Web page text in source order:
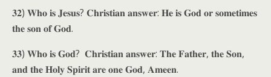
𝟑𝟐) 𝐖𝐡𝐨 𝐢𝐬 𝐉𝐞𝐬𝐮𝐬? 𝐂𝐡𝐫𝐢𝐬𝐭𝐢𝐚𝐧 𝐚𝐧𝐬𝐰𝐞𝐫: 𝐇𝐞 𝐢𝐬 𝐆𝐨𝐝 𝐨𝐫 𝐬𝐨𝐦𝐞𝐭𝐢𝐦𝐞𝐬
𝐭𝐡𝐞 𝐬𝐨𝐧 𝐨𝐟 𝐆𝐨𝐝.
𝟑𝟑) 𝐖𝐡𝐨 𝐢𝐬 𝐆𝐨𝐝? 𝐂𝐡𝐫𝐢𝐬𝐭𝐢𝐚𝐧 𝐚𝐧𝐬𝐰𝐞𝐫: 𝐓𝐡𝐞 𝐅𝐚𝐭𝐡𝐞𝐫, 𝐭𝐡𝐞 𝐒𝐨𝐧,
𝐚𝐧𝐝 𝐭𝐡𝐞 𝐇𝐨𝐥𝐲 𝐒𝐩𝐢𝐫𝐢𝐭 𝐚𝐫𝐞 𝐨𝐧𝐞 𝐆𝐨𝐝, 𝐀𝐦𝐞𝐞𝐧.